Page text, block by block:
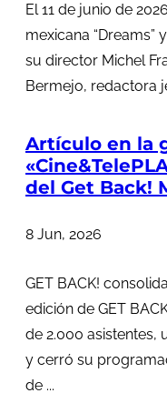
El 11 de junio de
mexicana
su director Michel
Bermejo, redactora
Artículo en la
del Get Back!
8 Jun, 2026
GET BACK!
edición de GET
de 2.000 asistentes,
y cerró su
de ...